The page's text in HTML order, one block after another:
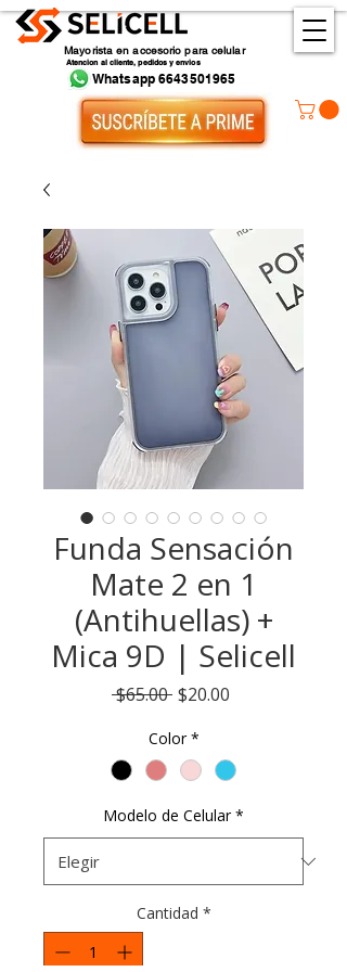
Mayorista en accesorio para celular
Atencion al cliente, pedidos y envios
Whatsapp 6643501965
Funda Sensación
Mate 2 en 1
(Antihuellas) +
Mica 9D | Selicell
$65.00 Precio
$20.00
Color *
Modelo de Celular *
Cantidad *